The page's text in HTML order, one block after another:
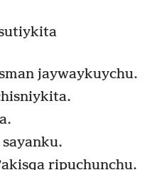
jaywaykuychu.
ripuchunchu.